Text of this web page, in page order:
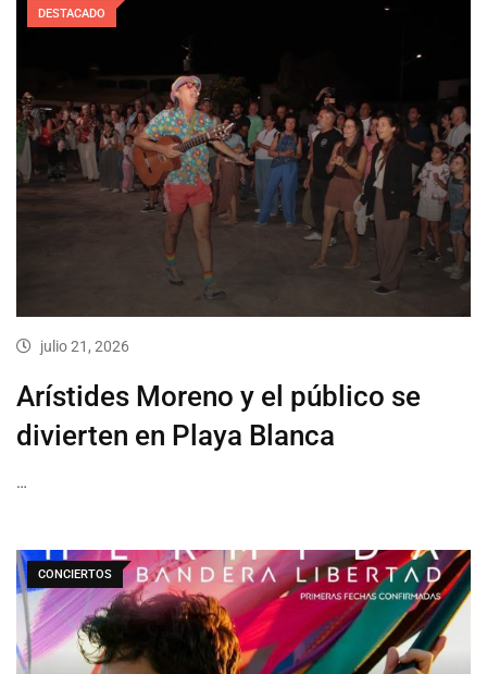
DESTACADO
julio 21, 2026
Arístides Moreno y el público se
divierten en Playa Blanca
…
CONCIERTOS